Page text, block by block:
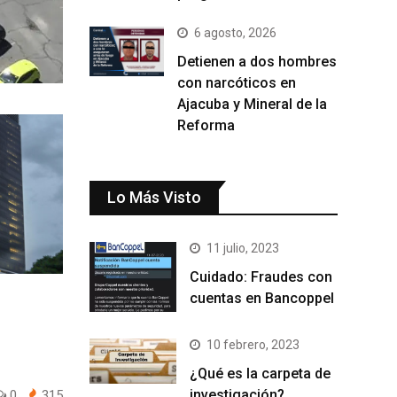
6 agosto, 2026
Detienen a dos hombres
con narcóticos en
Ajacuba y Mineral de la
Reforma
Lo Más Visto
11 julio, 2023
Cuidado: Fraudes con
cuentas en Bancoppel
10 febrero, 2023
¿Qué es la carpeta de